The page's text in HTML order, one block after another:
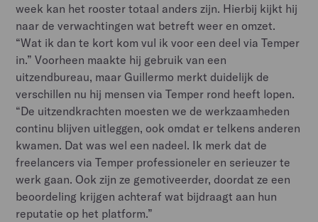
week kan het rooster totaal anders zijn. Hierbij kijkt hij
naar de verwachtingen wat betreft weer en omzet.
“Wat ik dan te kort kom vul ik voor een deel via Temper
in.” Voorheen maakte hij gebruik van een
uitzendbureau, maar Guillermo merkt duidelijk de
verschillen nu hij mensen via Temper rond heeft lopen.
“De uitzendkrachten moesten we de werkzaamheden
continu blijven uitleggen, ook omdat er telkens anderen
kwamen. Dat was wel een nadeel. Ik merk dat de
freelancers via Temper professioneler en serieuzer te
werk gaan. Ook zijn ze gemotiveerder, doordat ze een
beoordeling krijgen achteraf wat bijdraagt aan hun
reputatie op het platform.”